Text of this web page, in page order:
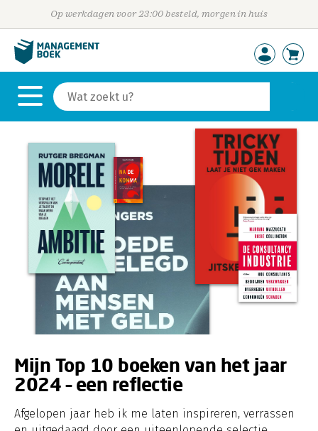
Op werkdagen voor 23:00 besteld, morgen in huis
Mijn Top 10 boeken van het jaar
2024 – een reflectie
Afgelopen jaar heb ik me laten inspireren, verrassen